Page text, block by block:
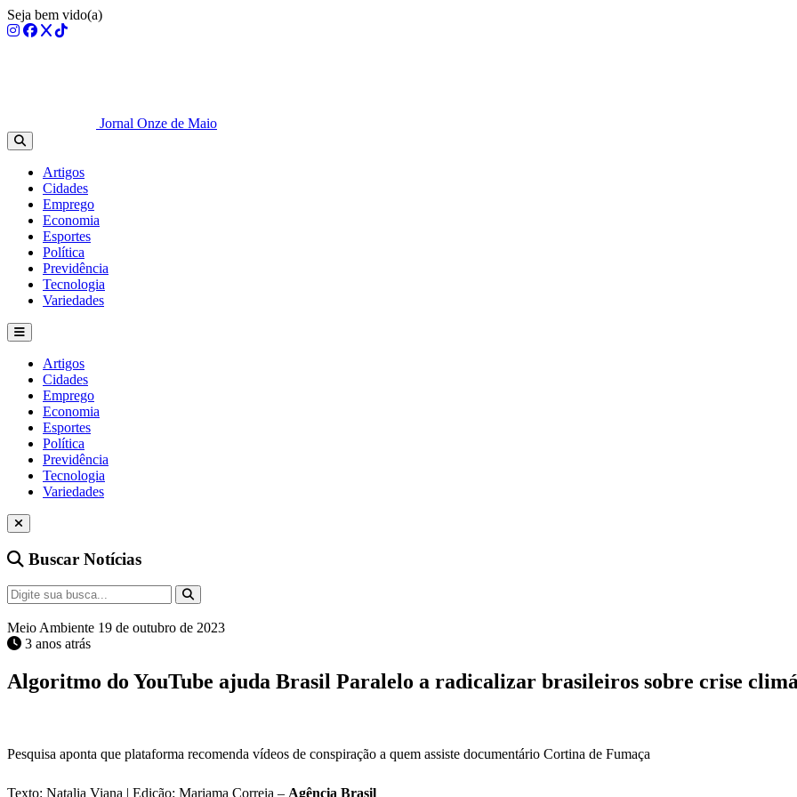
Seja bem vido(a)
Jornal Onze de Maio
Artigos
Cidades
Emprego
Economia
Esportes
Política
Previdência
Tecnologia
Variedades
Artigos
Cidades
Emprego
Economia
Esportes
Política
Previdência
Tecnologia
Variedades
Buscar Notícias
Meio Ambiente 19 de outubro de 2023
3 anos atrás
Algoritmo do YouTube ajuda Brasil Paralelo a radicalizar brasileiros sobre crise
Pesquisa aponta que plataforma recomenda vídeos de conspiração a quem assiste documentário Cortina de Fumaça
Texto: Natalia Viana | Edição: Mariama Correia – Agência Brasil